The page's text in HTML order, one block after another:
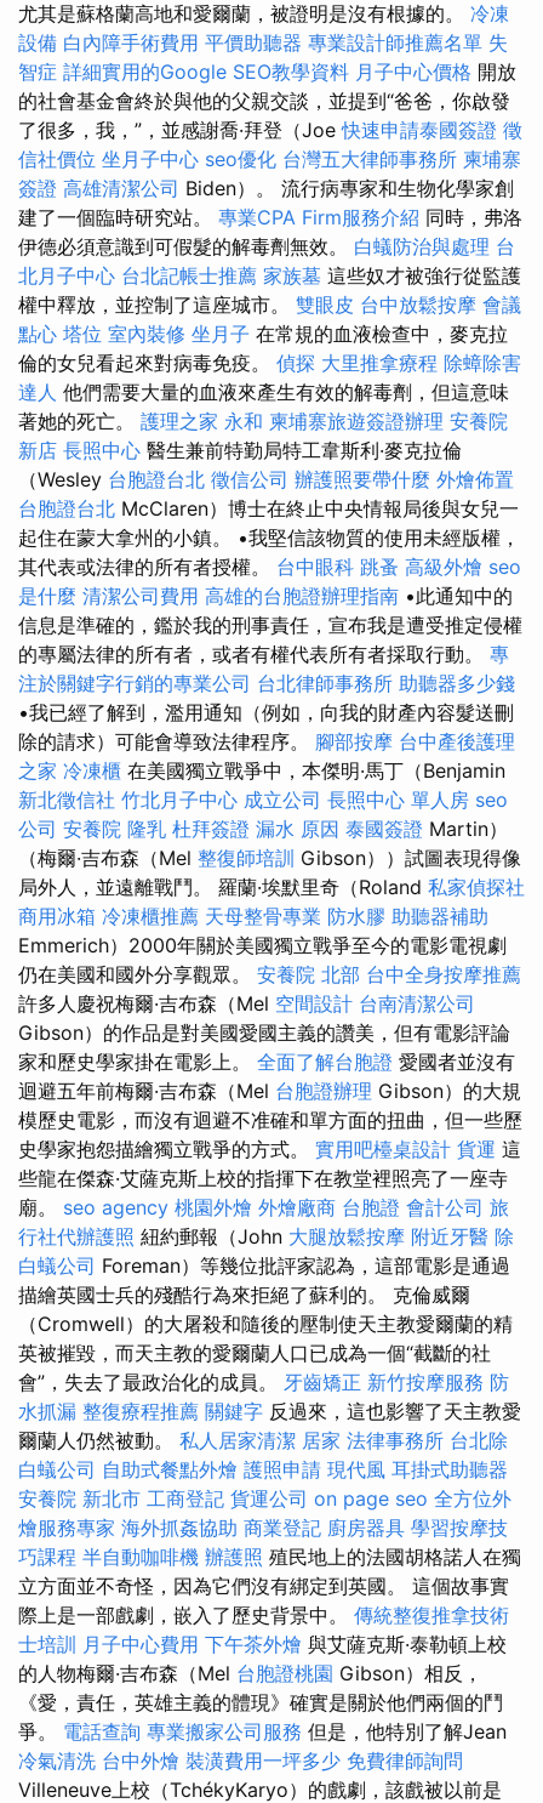
尤其是蘇格蘭高地和愛爾蘭，被證明是沒有根據的。 冷凍
設備 白內障手術費用 平價助聽器 專業設計師推薦名單 失
智症 詳細實用的Google SEO教學資料 月子中心價格 開放
的社會基金會終於與他的父親交談，並提到“爸爸，你啟發
了很多，我，”，並感謝喬·拜登（Joe快速申請泰國簽證 徵
信社價位 坐月子中心 seo優化 台灣五大律師事務所 柬埔寨
簽證 高雄清潔公司 Biden）。 流行病專家和生物化學家創
建了一個臨時研究站。 專業CPA Firm服務介紹 同時，弗洛
伊德必須意識到可假髮的解毒劑無效。 白蟻防治與處理 台
北月子中心 台北記帳士推薦 家族墓 這些奴才被強行從監護
權中釋放，並控制了這座城市。 雙眼皮 台中放鬆按摩 會議
點心 塔位 室內裝修 坐月子 在常規的血液檢查中，麥克拉
倫的女兒看起來對病毒免疫。 偵探 大里推拿療程 除蟑除害
達人 他們需要大量的血液來產生有效的解毒劑，但這意味
著她的死亡。 護理之家 永和 柬埔寨旅遊簽證辦理 安養院
新店 長照中心 醫生兼前特勤局特工韋斯利·麥克拉倫
（Wesley 台胞證台北 徵信公司 辦護照要帶什麼 外燴佈置
台胞證台北 McClaren）博士在終止中央情報局後與女兒一
起住在蒙大拿州的小鎮。 •我堅信該物質的使用未經版權，
其代表或法律的所有者授權。 台中眼科 跳蚤 高級外燴 seo
是什麼 清潔公司費用 高雄的台胞證辦理指南 •此通知中的
信息是準確的，鑑於我的刑事責任，宣布我是遭受推定侵權
的專屬法律的所有者，或者有權代表所有者採取行動。 專
注於關鍵字行銷的專業公司 台北律師事務所 助聽器多少錢
•我已經了解到，濫用通知（例如，向我的財產內容髮送刪
除的請求）可能會導致法律程序。 腳部按摩 台中產後護理
之家 冷凍櫃 在美國獨立戰爭中，本傑明·馬丁（Benjamin
新北徵信社 竹北月子中心 成立公司 長照中心 單人房 seo
公司 安養院 隆乳 杜拜簽證 漏水 原因 泰國簽證 Martin）
（梅爾·吉布森（Mel 整復師培訓 Gibson））試圖表現得像
局外人，並遠離戰鬥。 羅蘭·埃默里奇（Roland 私家偵探社
商用冰箱 冷凍櫃推薦 天母整骨專業 防水膠 助聽器補助
Emmerich）2000年關於美國獨立戰爭至今的電影電視劇
仍在美國和國外分享觀眾。 安養院 北部 台中全身按摩推薦
許多人慶祝梅爾·吉布森（Mel 空間設計 台南清潔公司
Gibson）的作品是對美國愛國主義的讚美，但有電影評論
家和歷史學家掛在電影上。 全面了解台胞證 愛國者並沒有
迴避五年前梅爾·吉布森（Mel 台胞證辦理 Gibson）的大規
模歷史電影，而沒有迴避不准確和單方面的扭曲，但一些歷
史學家抱怨描繪獨立戰爭的方式。 實用吧檯桌設計 貨運 這
些龍在傑森·艾薩克斯上校的指揮下在教堂裡照亮了一座寺
廟。 seo agency 桃園外燴 外燴廠商 台胞證 會計公司 旅
行社代辦護照 紐約郵報（John 大腿放鬆按摩 附近牙醫 除
白蟻公司 Foreman）等幾位批評家認為，這部電影是通過
描繪英國士兵的殘酷行為來拒絕了蘇利的。 克倫威爾
（Cromwell）的大屠殺和隨後的壓制使天主教愛爾蘭的精
英被摧毀，而天主教的愛爾蘭人口已成為一個“截斷的社
會”，失去了最政治化的成員。 牙齒矯正 新竹按摩服務 防
水抓漏 整復療程推薦 關鍵字 反過來，這也影響了天主教愛
爾蘭人仍​​然被動。 私人居家清潔 居家 法律事務所 台北除
白蟻公司 自助式餐點外燴 護照申請 現代風 耳掛式助聽器
安養院 新北市 工商登記 貨運公司 on page seo 全方位外
燴服務專家 海外抓姦協助 商業登記 廚房器具 學習按摩技
巧課程 半自動咖啡機 辦護照 殖民地上的法國胡格諾人在獨
立方面並不奇怪，因為它們沒有綁定到英國。 這個故事實
際上是一部戲劇，嵌入了歷史背景中。 傳統整復推拿技術
士培訓 月子中心費用 下午茶外燴 與艾薩克斯·泰勒頓上校
的人物梅爾·吉布森（Mel 台胞證桃園 Gibson）相反，
《愛，責任，英雄主義的體現》確實是關於他們兩個的鬥
爭。 電話查詢 專業搬家公司服務 但是，他特別了解Jean
冷氣清洗 台中外燴 裝潢費用一坪多少 免費律師詢問
Villeneuve上校（TchékyKaryo）的戲劇，該戲被以前是